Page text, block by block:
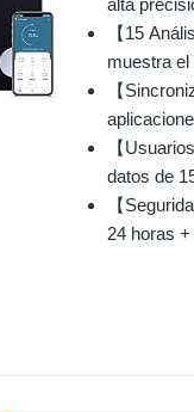
【15
muestra
【
【
datos de
【
24 horas